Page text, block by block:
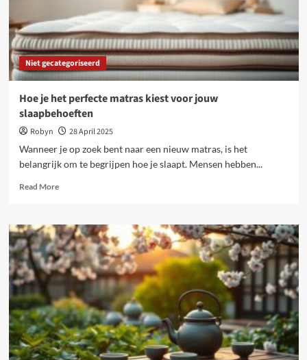
vandaag
Niet gecategoriseerd
Hoe je het perfecte matras kiest voor jouw
slaapbehoeften
Robyn
28 April 2025
Wanneer je op zoek bent naar een nieuw matras, is het
belangrijk om te begrijpen hoe je slaapt. Mensen hebben...
Read MoreRead
Hoe
je
het
perfecte
matras
kiest
voor
jouw
slaapbehoeften